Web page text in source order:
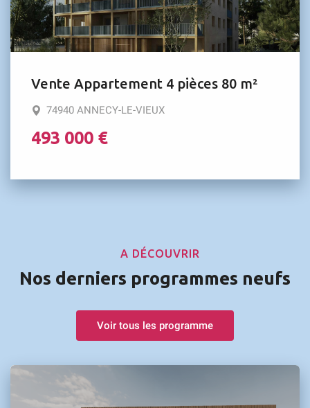
Vente Appartement 4 pièces 80 m²
74940 ANNECY-LE-VIEUX
493 000 €
A DÉCOUVRIR
Nos derniers programmes neufs
Voir tous les programme